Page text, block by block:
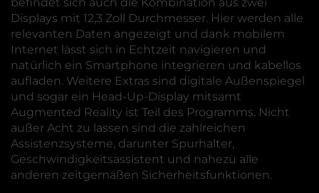
Displays mit 12,3 Zoll Durchmesser. Hier werden alle
relevanten Daten angezeigt und dank mobilem
Internet lässt sich in Echtzeit navigieren und
natürlich ein Smartphone integrieren und kabellos
aufladen. Weitere Extras sind digitale Außenspiegel
und sogar ein Head-Up-Display mitsamt
Augmented Reality ist Teil des Programms. Nicht
außer Acht zu lassen sind die zahlreichen
Assistenzsysteme, darunter Spurhalter,
Geschwindigkeitsassistent und nahezu alle
anderen zeitgemäßen Sicherheitsfunktionen.